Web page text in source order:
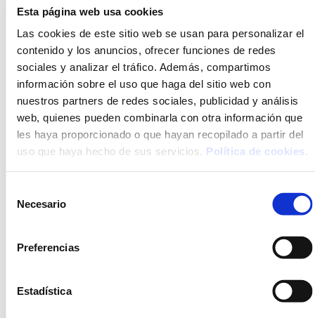
Esta página web usa cookies
Las cookies de este sitio web se usan para personalizar el
contenido y los anuncios, ofrecer funciones de redes
sociales y analizar el tráfico. Además, compartimos
información sobre el uso que haga del sitio web con
nuestros partners de redes sociales, publicidad y análisis
web, quienes pueden combinarla con otra información que
les haya proporcionado o que hayan recopilado a partir del
uso que haya hecho de sus servicios. Política de cookies .
Necesario
Preferencias
Estadística
mantequilla, con un relleno de ingredientes
clásicos.Descubre todos los platos de
primavera/verano!